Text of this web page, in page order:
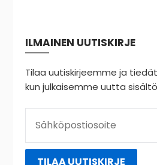
ILMAINEN UUTISKIRJE
Tilaa uutiskirjeemme ja
kun julkaisemme uutta